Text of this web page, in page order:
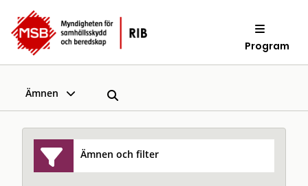
Program
Ämnen
Ämnen och filter